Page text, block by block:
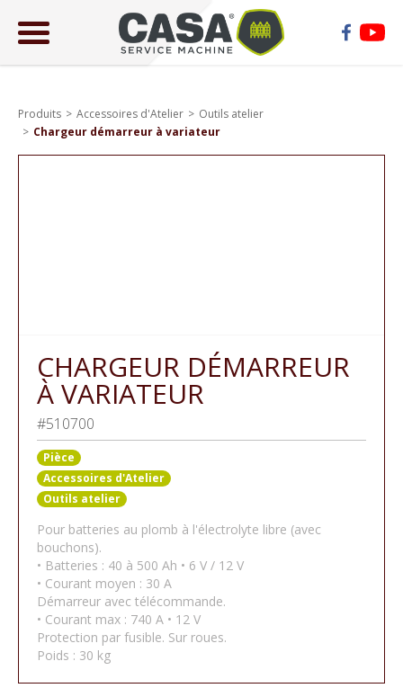
Produits Accessoires d'Atelier
Outils atelier
Chargeur démarreur à variateur
CHARGEUR DÉMARREUR
À VARIATEUR
#510700
Pièce
Accessoires d'Atelier
Outils atelier
Pour batteries au plomb à l'électrolyte libre (avec
bouchons).
• Batteries : 40 à 500 Ah • 6 V / 12 V
• Courant moyen : 30 A
Démarreur avec télécommande.
• Courant max : 740 A • 12 V
Protection par fusible. Sur roues.
Poids : 30 kg